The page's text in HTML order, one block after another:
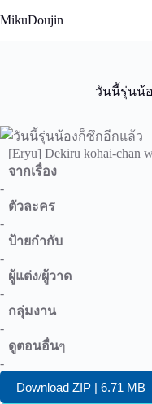
to
MikuDoujin
วันนี้รุ่นน้
[Eryu] Dekiru kōhai-chan
จากเรื่อง
-
ตัวละคร
-
ป้ายกำกับ
-
ผู้แต่ง/ผู้วาด
-
กลุ่มงาน
-
ดูตอนอื่นๆ
-
Download ZIP | 6.71 MB